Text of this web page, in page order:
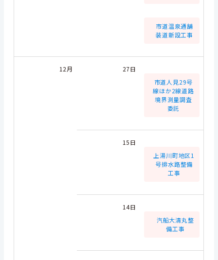
市道温泉通舗
装道新設工事
12月
27日
市道人見29号
線ほか2線道路
境界測量調査
委託
15日
上湯川町地区1
号排水路整備
工事
14日
汽船大清丸整
備工事